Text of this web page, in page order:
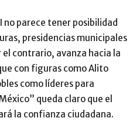
parece tener posibilidad
presidencias municipales
contrario, avanza hacia la
con figuras como Alito
como líderes para
queda claro que el
la confianza ciudadana.